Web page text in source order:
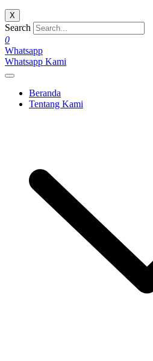
X
Search
0
Whatsapp
Whatsapp Kami
Beranda
Tentang Kami